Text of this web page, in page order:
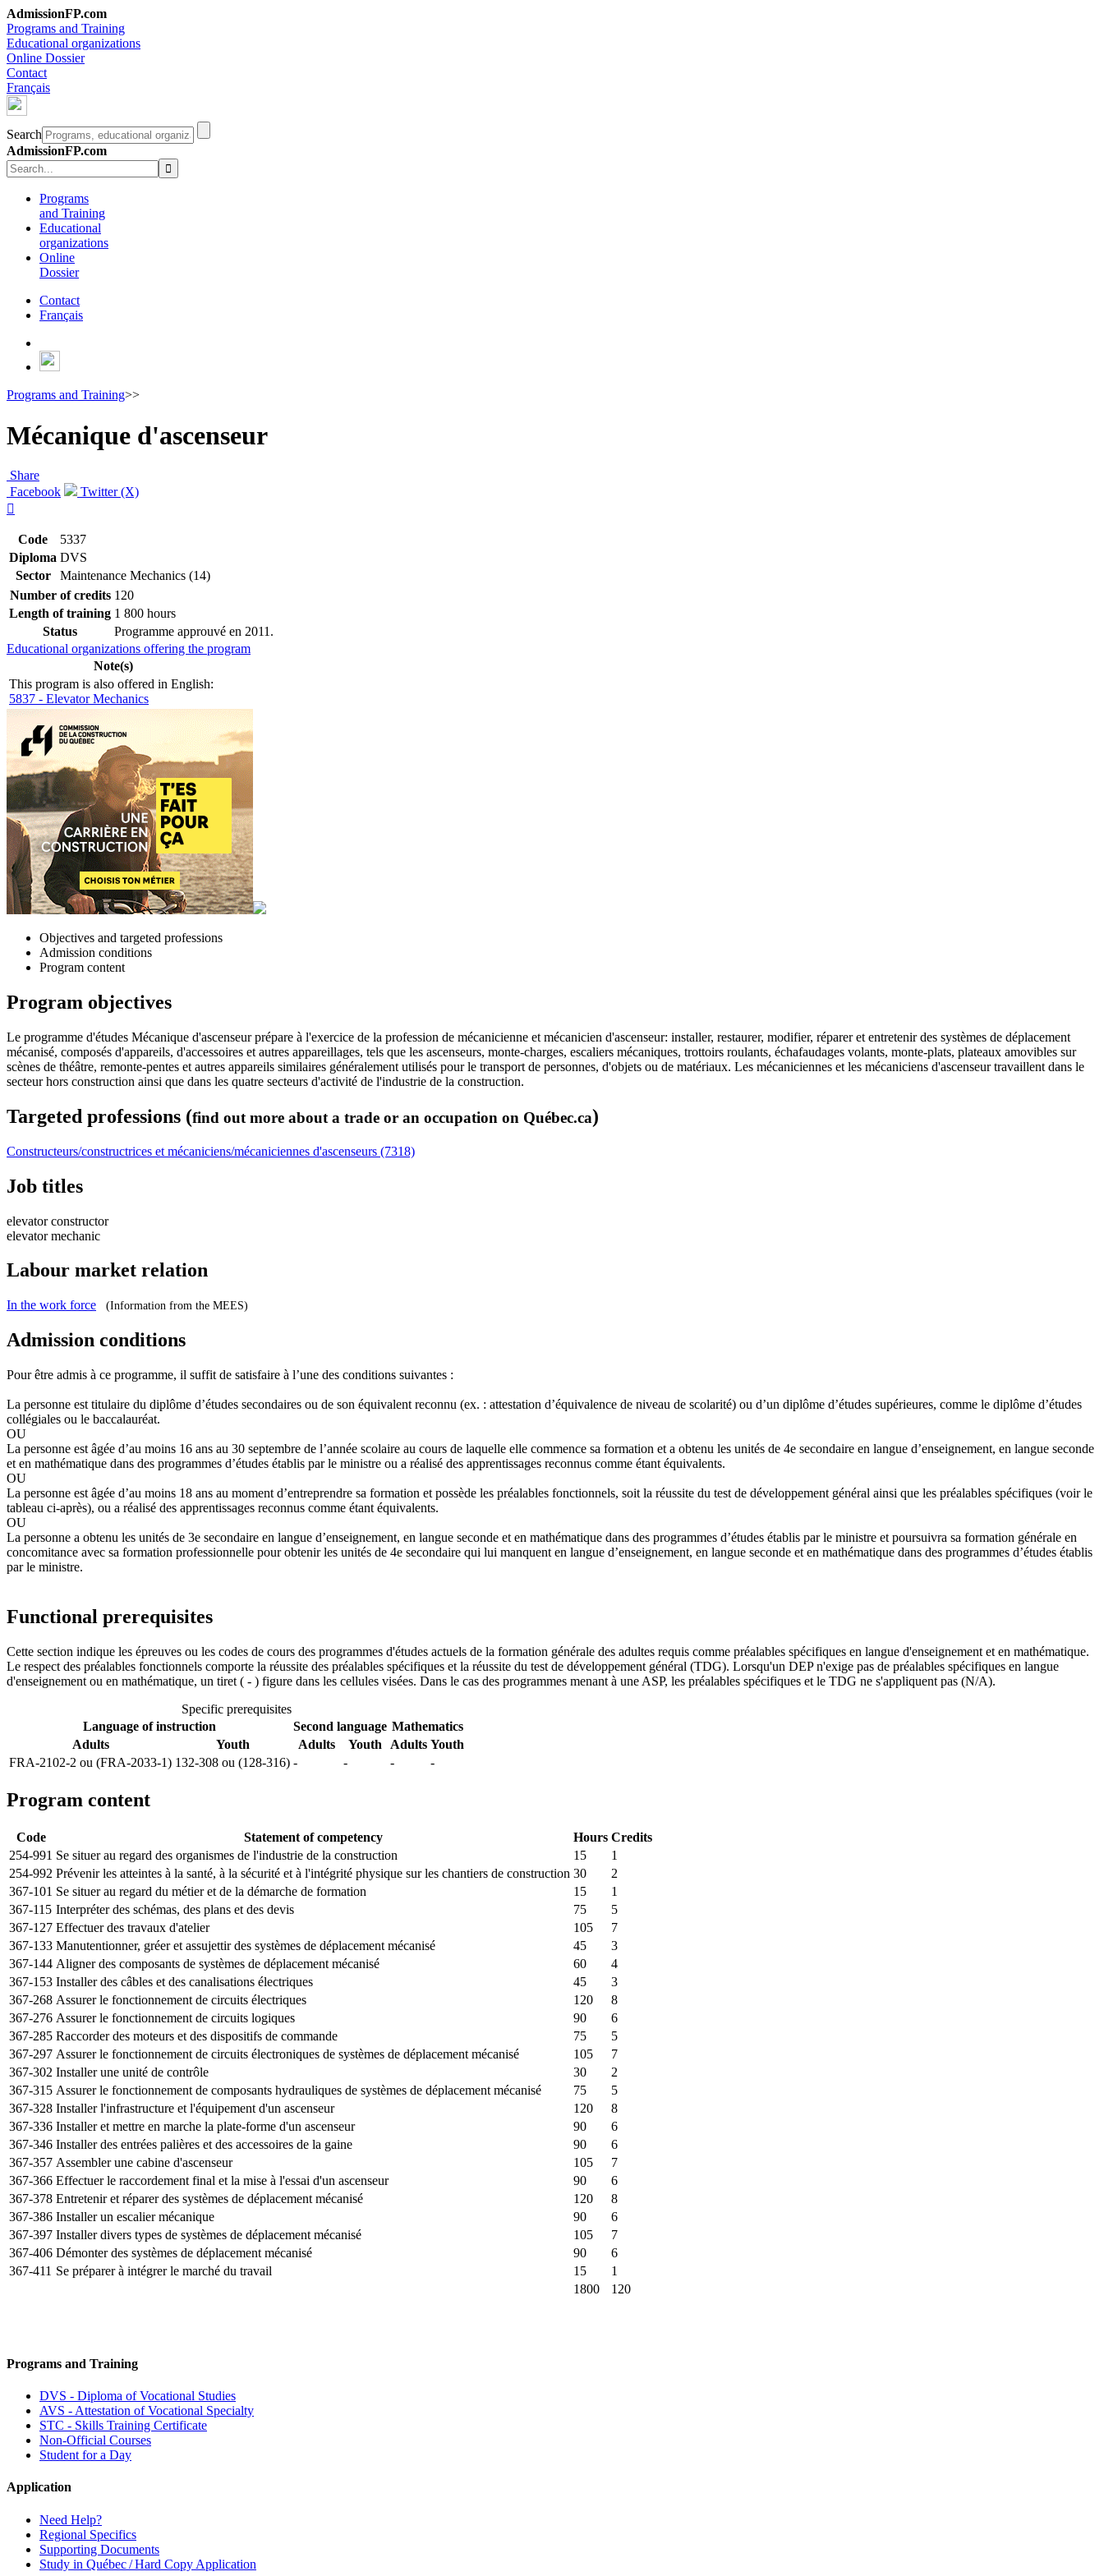
AdmissionFP.com
Programs and Training
Educational organizations
Online Dossier
Contact
Français
Search
AdmissionFP.com
Programs
and Training
Educational
organizations
Online
Dossier
Contact
Français
Programs and Training>>
Mécanique d'ascenseur
Share
Facebook
Twitter (X)

Code
5337
Diploma DVS
Sector
Maintenance Mechanics (14)
Number of credits 120
Length of training 1 800 hours
Status
Programme approuvé en 2011.
Educational organizations offering the program
Note(s)
This program is also offered in English:
5837 - Elevator Mechanics
Objectives and targeted professions
Admission conditions
Program content
Program objectives
Le programme d'études Mécanique d'ascenseur prépare à l'exercice de la profession de mécanicienne et mécanicien d'ascenseur: installer, restaurer, modifier, réparer et entretenir des systèmes de déplacement
mécanisé, composés d'appareils, d'accessoires et autres appareillages, tels que les ascenseurs, monte-charges, escaliers mécaniques, trottoirs roulants, échafaudages volants, monte-plats, plateaux amovibles sur
scènes de théâtre, remonte-pentes et autres appareils similaires généralement utilisés pour le transport de personnes, d'objets ou de matériaux. Les mécaniciennes et les mécaniciens d'ascenseur travaillent dans le
secteur hors construction ainsi que dans les quatre secteurs d'activité de l'industrie de la construction.
Targeted professions (find out more about a trade or an occupation on Québec.ca)
Constructeurs/constructrices et mécaniciens/mécaniciennes d'ascenseurs (7318)
Job titles
elevator constructor
elevator mechanic
Labour market relation
In the work force (Information from the MEES)
Admission conditions
Pour être admis à ce programme, il suffit de satisfaire à l’une des conditions suivantes :
La personne est titulaire du diplôme d’études secondaires ou de son équivalent reconnu (ex. : attestation d’équivalence de niveau de scolarité) ou d’un diplôme d’études supérieures, comme le diplôme d’études
collégiales ou le baccalauréat.
OU
La personne est âgée d’au moins 16 ans au 30 septembre de l’année scolaire au cours de laquelle elle commence sa formation et a obtenu les unités de 4e secondaire en langue d’enseignement, en langue seconde
et en mathématique dans des programmes d’études établis par le ministre ou a réalisé des apprentissages reconnus comme étant équivalents.
OU
La personne est âgée d’au moins 18 ans au moment d’entreprendre sa formation et possède les préalables fonctionnels, soit la réussite du test de développement général ainsi que les préalables spécifiques (voir le
tableau ci-après), ou a réalisé des apprentissages reconnus comme étant équivalents.
OU
La personne a obtenu les unités de 3e secondaire en langue d’enseignement, en langue seconde et en mathématique dans des programmes d’études établis par le ministre et poursuivra sa formation générale en
concomitance avec sa formation professionnelle pour obtenir les unités de 4e secondaire qui lui manquent en langue d’enseignement, en langue seconde et en mathématique dans des programmes d’études établis
par le ministre.
Functional prerequisites
Cette section indique les épreuves ou les codes de cours des programmes d'études actuels de la formation générale des adultes requis comme préalables spécifiques en langue d'enseignement et en mathématique.
Le respect des préalables fonctionnels comporte la réussite des préalables spécifiques et la réussite du test de développement général (TDG). Lorsqu'un DEP n'exige pas de préalables spécifiques en langue
d'enseignement ou en mathématique, un tiret ( - ) figure dans les cellules visées. Dans le cas des programmes menant à une ASP, les préalables spécifiques et le TDG ne s'appliquent pas (N/A).
Specific prerequisites
Language of instruction
Second language Mathematics
Adults
Youth Adults Youth Adults Youth
FRA-2102-2 ou (FRA-2033-1) 132-308 ou (128-316) - - - -
Program content
Code Statement of competency Hours Credits
254-991 Se situer au regard des organismes de l'industrie de la construction 15
1
254-992 Prévenir les atteintes à la santé, à la sécurité et à l'intégrité physique sur les chantiers de construction 30
2
367-101 Se situer au regard du métier et de la démarche de formation 15
1
367-115 Interpréter des schémas, des plans et des devis 75
5
367-127 Effectuer des travaux d'atelier 105
7
367-133 Manutentionner, gréer et assujettir des systèmes de déplacement mécanisé 45
3
367-144 Aligner des composants de systèmes de déplacement mécanisé 60
4
367-153 Installer des câbles et des canalisations électriques 45
3
367-268 Assurer le fonctionnement de circuits électriques 120
8
367-276 Assurer le fonctionnement de circuits logiques 90
6
367-285 Raccorder des moteurs et des dispositifs de commande 75
5
367-297 Assurer le fonctionnement de circuits électroniques de systèmes de déplacement mécanisé 105
7
367-302 Installer une unité de contrôle 30
2
367-315 Assurer le fonctionnement de composants hydrauliques de systèmes de déplacement mécanisé 75
5
367-328 Installer l'infrastructure et l'équipement d'un ascenseur 120
8
367-336 Installer et mettre en marche la plate-forme d'un ascenseur 90
6
367-346 Installer des entrées palières et des accessoires de la gaine 90
6
367-357 Assembler une cabine d'ascenseur 105
7
367-366 Effectuer le raccordement final et la mise à l'essai d'un ascenseur 90
6
367-378 Entretenir et réparer des systèmes de déplacement mécanisé 120
8
367-386 Installer un escalier mécanique 90
6
367-397 Installer divers types de systèmes de déplacement mécanisé 105
7
367-406 Démonter des systèmes de déplacement mécanisé 90
6
367-411 Se préparer à intégrer le marché du travail 15
1
1800
120
Programs and Training
DVS - Diploma of Vocational Studies
AVS - Attestation of Vocational Specialty
STC - Skills Training Certificate
Non-Official Courses
Student for a Day
Application
Need Help?
Regional Specifics
Supporting Documents
Study in Québec / Hard Copy Application